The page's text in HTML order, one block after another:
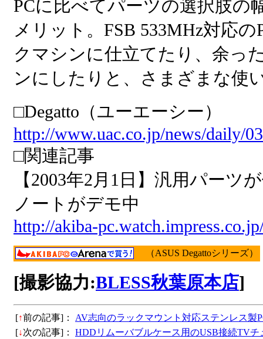
PCに比べてパーツの選択肢の
メリット。FSB 533MHz対応
クマシンに仕立てたり、余っ
ンにしたりと、さまざまな使
□Degatto（ユーエーシー）
http://www.uac.co.jp/news/daily/
□関連記事
【2003年2月1日】汎用パーツ
ノートがデモ中
http://akiba-
（ASUS Degattoシリーズ）
[撮影協力:BLESS秋葉原本店]
[↑前の記事]：
AV志向のラックマウント対応ステンレス製
[↓次の記事]： HDDリムーバブルケース用のUSB接続TVチ